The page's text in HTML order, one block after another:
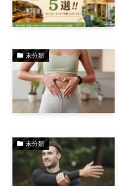
未分類
未分類